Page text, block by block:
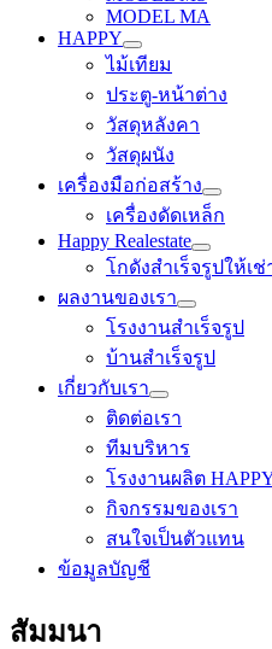
MODEL MA
HAPPY
ไม้เทียม
ประตู-หน้าต่าง
วัสดุหลังคา
วัสดุผนัง
เครื่องมือก่อสร้าง
เครื่องดัดเหล็ก
Happy Realestate
โกดังสำเร็จรูปให้เช่
ผลงานของเรา
โรงงานสำเร็จรูป
บ้านสำเร็จรูป
เกี่ยวกับเรา
ติดต่อเรา
ทีมบริหาร
โรงงานผลิต
กิจกรรมของเรา
สนใจเป็นตัวแทน
ข้อมูลบัญชี
สัมมนา